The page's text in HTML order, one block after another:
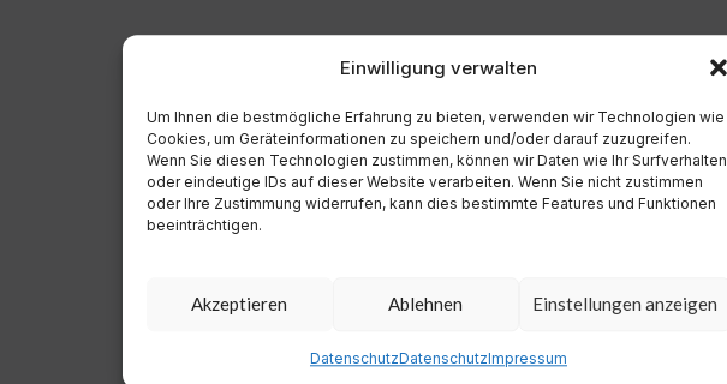
Einwilligung verwalten
Um Ihnen die bestmögliche Erfahrung zu bieten, verwenden wir Technologien wie
Cookies, um Geräteinformationen zu speichern und/oder darauf zuzugreifen.
Wenn Sie diesen Technologien zustimmen, können wir Daten wie Ihr Surfverhalten
oder eindeutige IDs auf dieser Website verarbeiten. Wenn Sie nicht zustimmen
oder Ihre Zustimmung widerrufen, kann dies bestimmte Features und Funktionen
beeinträchtigen.
Akzeptieren Ablehnen Einstellungen anzeigen
DatenschutzDatenschutzImpressum